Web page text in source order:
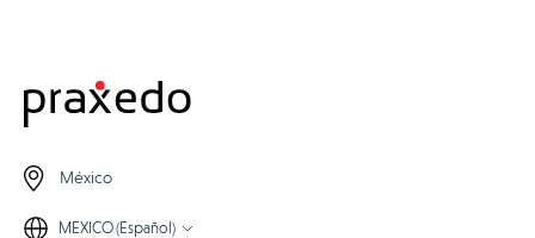
México
MEXICO (Español)